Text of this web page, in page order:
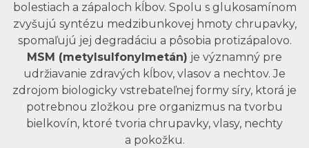
bolestiach a zápaloch kĺbov. Spolu s glukosamínom
zvyšujú syntézu medzibunkovej hmoty chrupavky,
spomaľujú jej degradáciu a pôsobia protizápalovo.
MSM (metylsulfonylmetán) je významný pre
udržiavanie zdravých kĺbov, vlasov a nechtov. Je
zdrojom biologicky vstrebateľnej formy síry, ktorá je
potrebnou zložkou pre organizmus na tvorbu
bielkovín, ktoré tvoria chrupavky, vlasy, nechty
a pokožku.